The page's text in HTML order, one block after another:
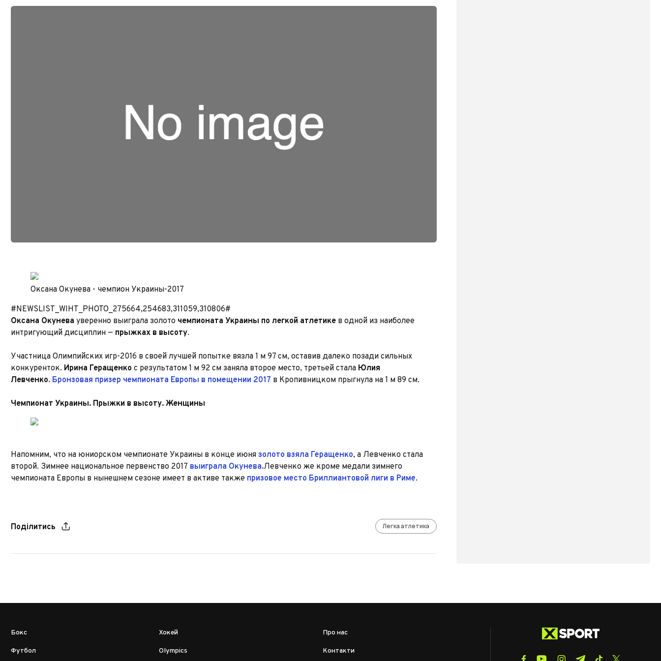
Оксана Окунева - чемпион Украины-2017
#NEWSLIST_WIHT_PHOTO_275664,254683,311059,310806#
Оксана Окунева уверенно выиграла золото чемпионата Украины по легкой атлетике в одной из наиболее
интригующий дисциплин — прыжках в высоту.
Участница Олимпийских игр-2016 в своей лучшей попытке вязла 1 м 97 см, оставив далеко позади сильных
конкуренток. Ирина Геращенко с результатом 1 м 92 см заняла второе место, третьей стала Юлия
Левченко. Бронзовая призер чемпионата Европы в помещении 2017 в Кропивницком прыгнула на 1 м 89 см.
Чемпионат Украины. Прыжки в высоту. Женщины
Напомним, что на юниорском чемпионате Украины в конце июня золото взяла Геращенко, а Левченко стала
второй. Зимнее национальное первенство 2017 выиграла Окунева.Левченко же кроме медали зимнего
чемпионата Европы в нынешнем сезоне имеет в активе также призовое место Бриллиантовой лиги в Риме.
Поділитись Легка атлетика
Бокс
Футбол
Хокей
Olympics
Про нас
Контакти